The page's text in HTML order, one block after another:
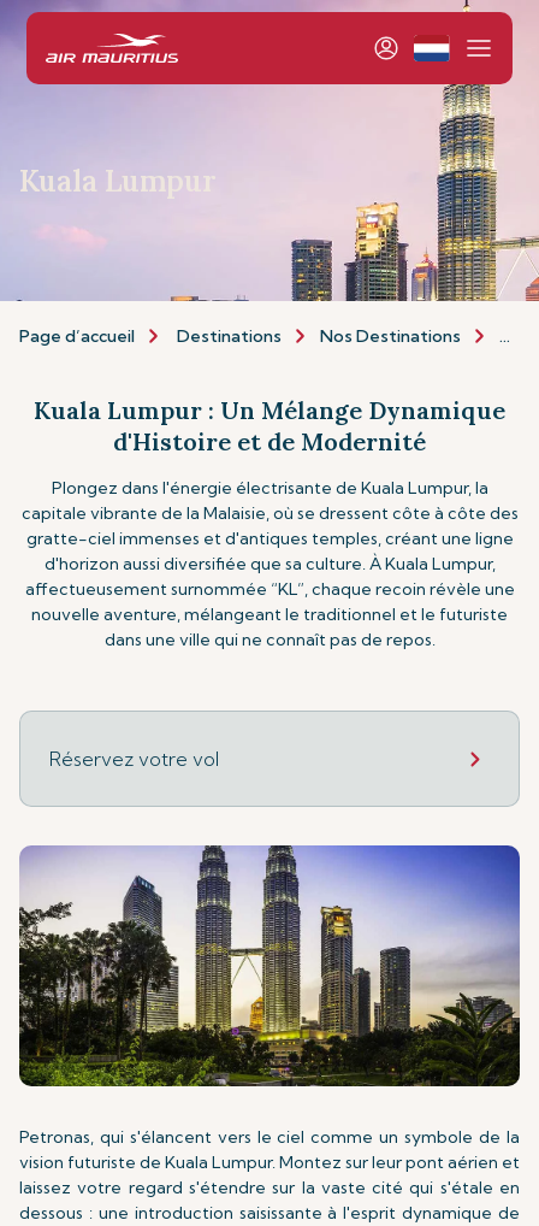
Kuala Lumpur
Page d’accueil Destinations Nos Destinations
Kuala Lumpur : Un Mélange Dynamique
d'Histoire et de Modernité
Plongez dans l'énergie électrisante de Kuala Lumpur, la
capitale vibrante de la Malaisie, où se dressent côte à côte des
gratte-ciel immenses et d'antiques temples, créant une ligne
d'horizon aussi diversifiée que sa culture. À Kuala Lumpur,
affectueusement surnommée “KL”, chaque recoin révèle une
nouvelle aventure, mélangeant le traditionnel et le futuriste
dans une ville qui ne connaît pas de repos.
Réservez votre vol
Petronas, qui s'élancent vers le ciel comme un symbole de la
vision futuriste de Kuala Lumpur. Montez sur leur pont aérien et
laissez votre regard s'étendre sur la vaste cité qui s'étale en
dessous : une introduction saisissante à l'esprit dynamique de